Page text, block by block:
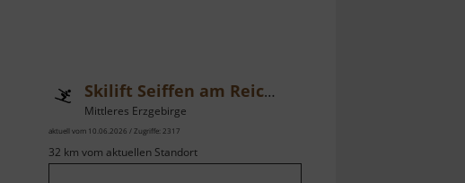
Skilift Seiffen am Reicheltberg
Mittleres Erzgebirge
aktuell vom 10.06.2026 / Zugriffe: 2317
32 km vom aktuellen Standort